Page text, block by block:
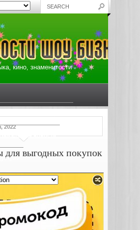
кино, знаменитости
новости
2022
для выгодных покупок